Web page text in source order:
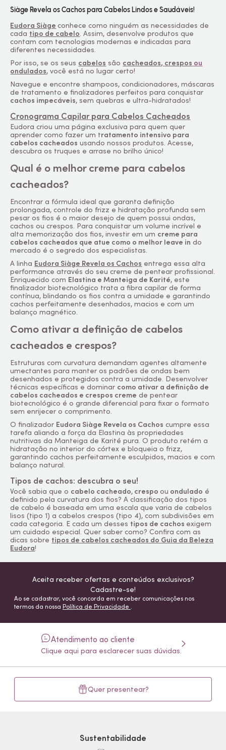
Siàge Revela os Cachos para Cabelos Lindos e Saudáveis!
Eudora Siàge conhece como ninguém as necessidades de
cada tipo de cabelo. Assim, desenvolve produtos que
contam com tecnologias modernas e indicadas para
diferentes necessidades.
Por isso, se os seus cabelos são cacheados, crespos ou
ondulados, você está no lugar certo!
Navegue e encontre shampoos, condicionadores, máscaras
de tratamento e finalizadores perfeitos para conquistar
cachos impecáveis, sem quebras e ultra-hidratados!
Cronograma Capilar para Cabelos Cacheados
Eudora criou uma página exclusiva para quem quer
aprender como fazer um tratamento intensivo para
cabelos cacheados usando nossos produtos. Acesse,
descubra os truques e arrase no brilho único!
Qual é o melhor creme para cabelos
cacheados?
Encontrar a fórmula ideal que garanta definição
prolongada, controle do frizz e hidratação profunda sem
pesar os fios é o maior desejo de quem possui ondas,
cachos ou crespos. Para conquistar um volume incrível e
alta memorização dos fios, investir em um creme para
cabelos cacheados que atue como o melhor leave in do
mercado é o segredo dos especialistas.
A linha Eudora Siàge Revela os Cachos entrega essa alta
performance através do seu creme de pentear profissional.
Enriquecido com Elastina e Manteiga de Karité, este
finalizador biotecnológico trata a fibra capilar de forma
contínua, blindando os fios contra a umidade e garantindo
cachos perfeitamente desenhados, macios e com um
balanço magnético.
Como ativar a definição de cabelos
cacheados e crespos?
Estruturas com curvatura demandam agentes altamente
umectantes para manter os padrões de ondas bem
desenhados e protegidos contra a umidade. Desenvolver
técnicas específicas e dominar como ativar a definição de
cabelos cacheados e crespos creme de pentear
biotecnológico é o grande diferencial para fixar o formato
sem enrijecer o comprimento.
O finalizador Eudora Siàge Revela os Cachos cumpre essa
tarefa aliando a força da Elastina às propriedades
nutritivas da Manteiga de Karité pura. O produto retém a
hidratação no interior do córtex e bloqueia o frizz,
garantindo cachos perfeitamente esculpidos, macios e com
balanço natural.
Tipos de cachos: descubra o seu!
Você sabia que o cabelo cacheado, crespoou ondulado é
definido pela curvatura dos fios? A classificação dos tipos
de cabelo é baseada em uma escala que varia de cabelos
lisos (tipo 1) a cabelos crespos (tipo 4), com subdivisões em
cada categoria. E cada um desses tipos de cachos exigem
um cuidado especial. Quer saber como? Confira com as
dicas sobre tipos de cabelos cacheados do Guia da Beleza
Eudora!
Aceita receber ofertas e conteúdos exclusivos?
Cadastre-se!
Ao se cadastrar, você concorda em receber comunicações nos
termos da nossa Política de Privacidade .
Atendimento ao cliente
Clique aqui para esclarecer suas dúvidas.
Quer presentear?
Sustentabilidade